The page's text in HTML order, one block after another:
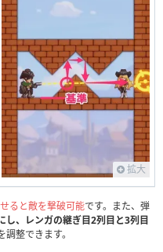
76 78 80
86 90
96 97 98 99 100
106 107 108 109 110
116 118 120
126 127 130
136 137 138 139 140
147 148 149 150
157 158
拡大
ると敵を撃破可能です。また、弾
し、レンガの継ぎ目2列目と3列目
調整できます。